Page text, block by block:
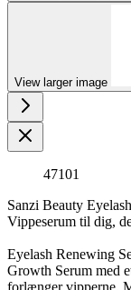
View larger image
47101
Sanzi Beauty
Vippeserum til dig,
Eyelash Renewing
Growth Serum med
forlænger vipperne.